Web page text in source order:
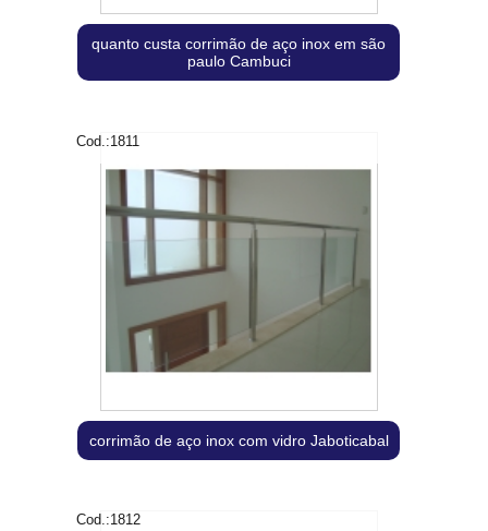
quanto custa corrimão de aço inox em são
paulo Cambuci
Cod.:1811
corrimão de aço inox com vidro Jaboticabal
Cod.:1812